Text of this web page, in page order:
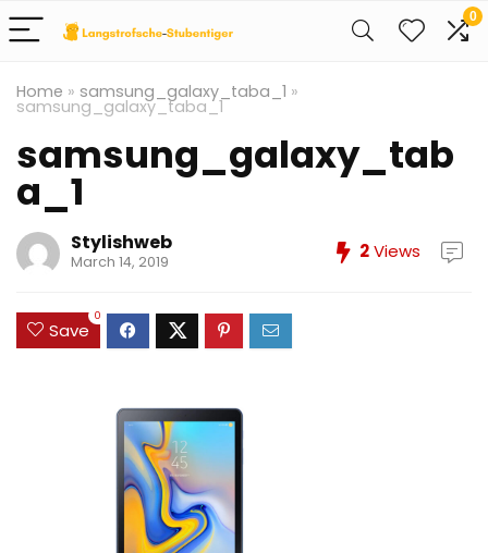
0
Home » samsung_galaxy_taba_1 »
samsung_galaxy_taba_1
samsung_galaxy_tab
a_1
Stylishweb
March 14, 2019 2Views
Save
0